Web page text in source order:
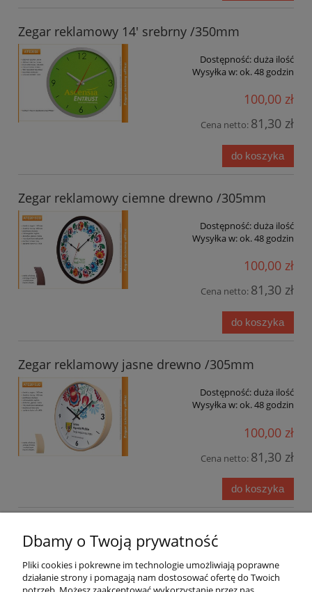
Zegar reklamowy 14' srebrny /350mm
Dostępność:duża ilość
Wysyłka w:ok. 48 godzin
100,00 zł
Cena netto: 81,30 zł
do koszyka
Zegar reklamowy ciemne drewno /305mm
Dostępność:duża ilość
Wysyłka w:ok. 48 godzin
100,00 zł
Cena netto: 81,30 zł
do koszyka
Zegar reklamowy jasne drewno /305mm
Dostępność:duża ilość
Wysyłka w:ok. 48 godzin
100,00 zł
Cena netto: 81,30 zł
do koszyka
Instrukcje
Dbamy o Twoją prywatność
Pliki cookies i pokrewne im technologie umożliwiają poprawne
działanie strony i pomagają nam dostosować ofertę do Twoich